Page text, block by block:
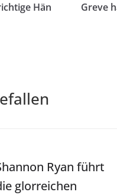
Hän
Greve
Ryan führt
glorreichen